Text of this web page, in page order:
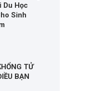
Du Học
Sinh
TỬ
BẠN